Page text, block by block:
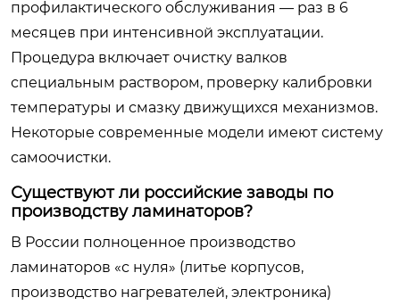
профилактического обслуживания — раз в 6
месяцев при интенсивной эксплуатации.
Процедура включает очистку валков
специальным раствором, проверку калибровки
температуры и смазку движущихся механизмов.
Некоторые современные модели имеют систему
самоочистки.
Существуют ли российские заводы по
производству ламинаторов?
В России полноценное производство
ламинаторов «с нуля» (литье корпусов,
производство нагревателей, электроника)